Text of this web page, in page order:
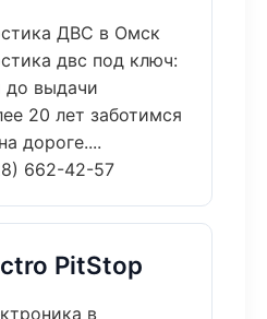
ДВС в Омск
двс под ключ:
до выдачи
20 лет заботимся
дороге....
662-42-57
PitStop
в